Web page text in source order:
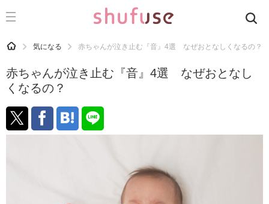
CATEGORY 記事カテゴリ
運気
洗濯
生活の知恵
HOME 気になる 赤ちゃんが泣き止む『音』4選 なぜおとなしくなるの？
赤ちゃんが泣き止む『音』4選 なぜおとなし
くなるの？